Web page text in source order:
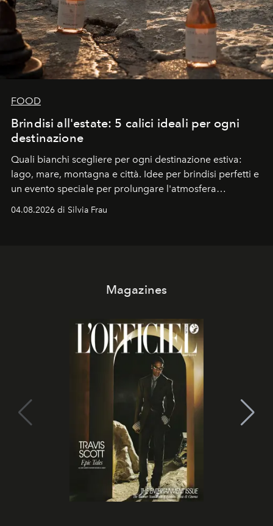
FOOD
Brindisi all'estate: 5 calici ideali per ogni
destinazione
Quali bianchi scegliere per ogni destinazione estiva:
lago, mare, montagna e città. Idee per brindisi perfetti e
un evento speciale per prolungare l'atmosfera
04.08.2026 di Silvia Frau
Magazines